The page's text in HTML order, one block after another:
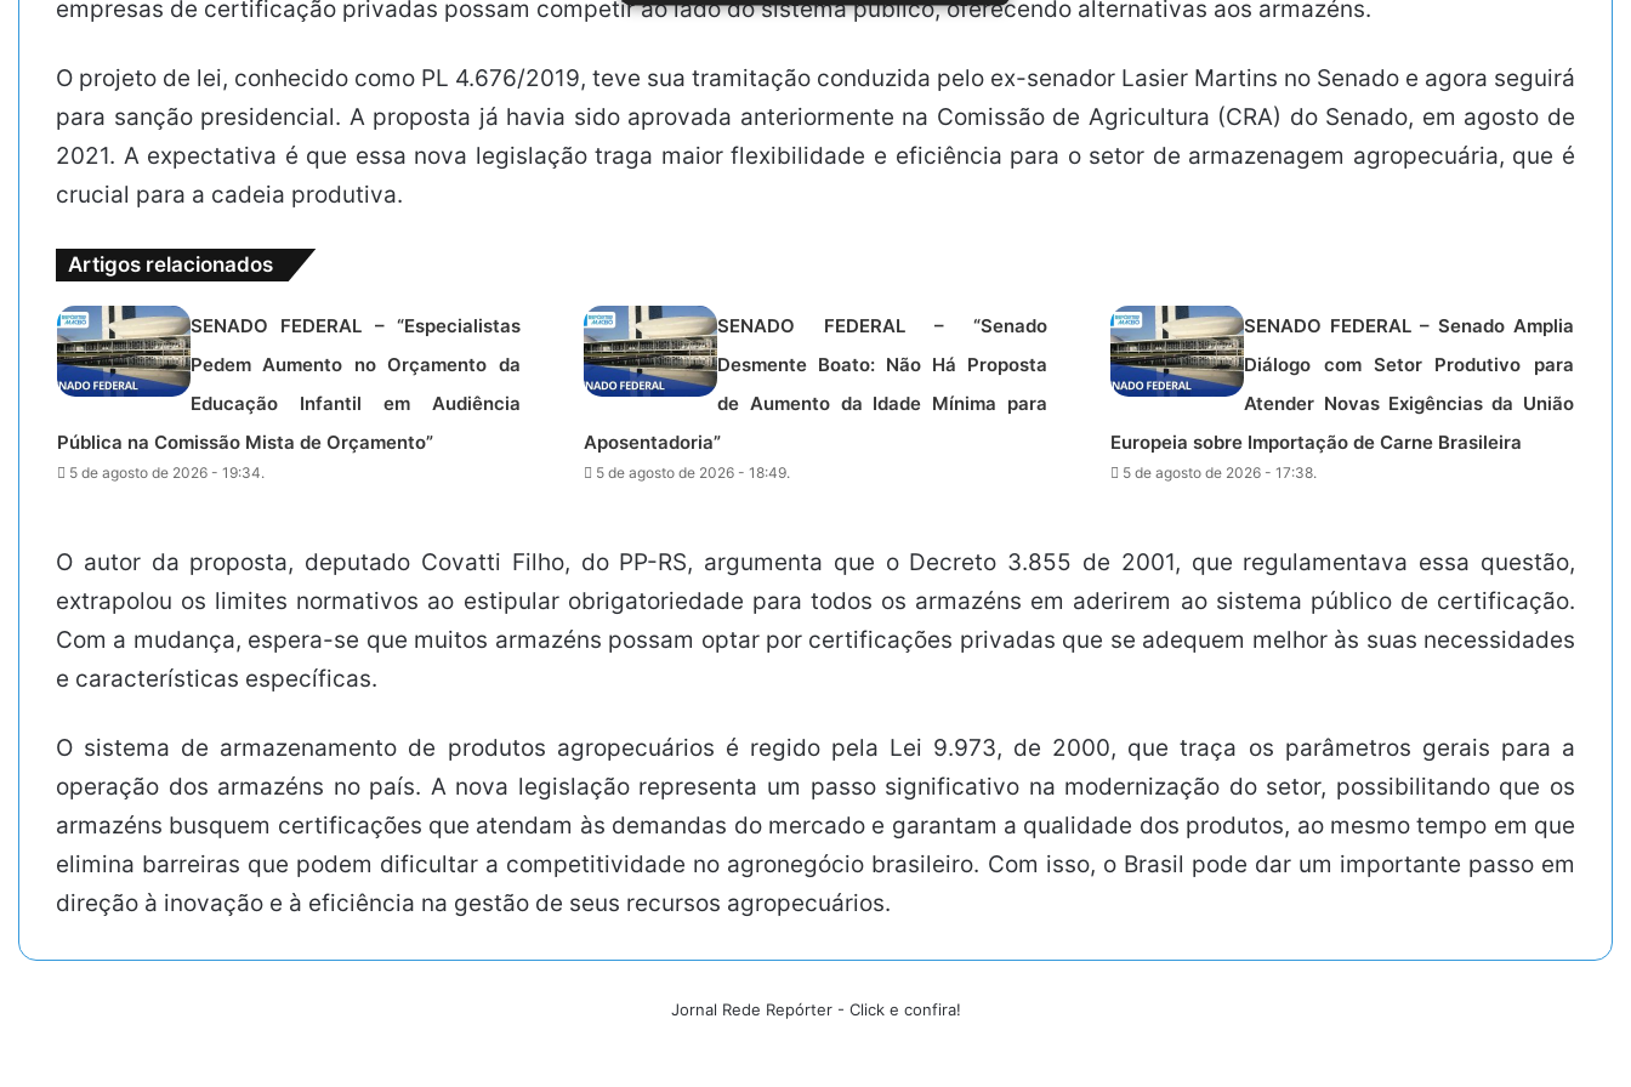
empresas de certificação privadas possam competir ao lado do sistema público, oferecendo alternativas aos armazéns.
O projeto de lei, conhecido como PL 4.676/2019, teve sua tramitação conduzida pelo ex-senador Lasier Martins no Senado e agora seguirá
para sanção presidencial. A proposta já havia sido aprovada anteriormente na Comissão de Agricultura (CRA) do Senado, em agosto de
2021. A expectativa é que essa nova legislação traga maior flexibilidade e eficiência para o setor de armazenagem agropecuária, que é
crucial para a cadeia produtiva.
Artigos relacionados
SENADO FEDERAL – “Especialistas
Pedem Aumento no Orçamento da
Educação Infantil em Audiência
Pública na Comissão Mista de Orçamento”
5 de agosto de 2026 - 19:34.
SENADO FEDERAL – “Senado
Desmente Boato: Não Há Proposta
de Aumento da Idade Mínima para
Aposentadoria”
5 de agosto de 2026 - 18:49.
SENADO FEDERAL – Senado Amplia
Diálogo com Setor Produtivo para
Atender Novas Exigências da União
Europeia sobre Importação de Carne Brasileira
5 de agosto de 2026 - 17:38.
O autor da proposta, deputado Covatti Filho, do PP-RS, argumenta que o Decreto 3.855 de 2001, que regulamentava essa questão,
extrapolou os limites normativos ao estipular obrigatoriedade para todos os armazéns em aderirem ao sistema público de certificação.
Com a mudança, espera-se que muitos armazéns possam optar por certificações privadas que se adequem melhor às suas necessidades
e características específicas.
O sistema de armazenamento de produtos agropecuários é regido pela Lei 9.973, de 2000, que traça os parâmetros gerais para a
operação dos armazéns no país. A nova legislação representa um passo significativo na modernização do setor, possibilitando que os
armazéns busquem certificações que atendam às demandas do mercado e garantam a qualidade dos produtos, ao mesmo tempo em que
elimina barreiras que podem dificultar a competitividade no agronegócio brasileiro. Com isso, o Brasil pode dar um importante passo em
direção à inovação e à eficiência na gestão de seus recursos agropecuários.
Jornal Rede Repórter - Click e confira!